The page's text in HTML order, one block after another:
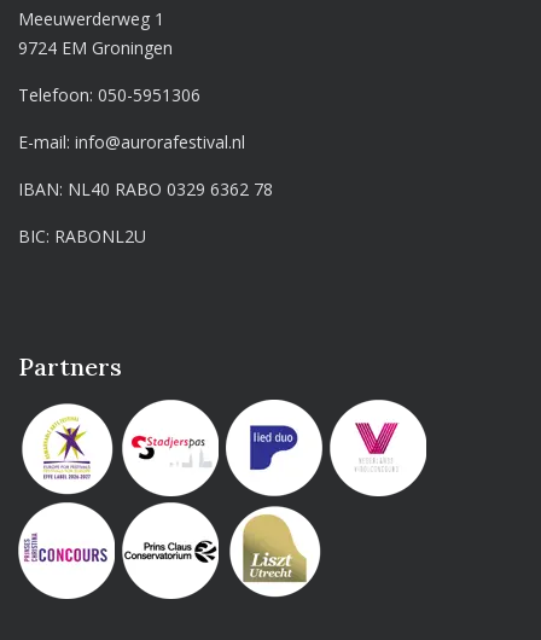
Meeuwerderweg 1
9724 EM Groningen
Telefoon:050-5951306
E-mail:info@aurorafestival.nl
IBAN: NL40 RABO 0329 6362 78
BIC: RABONL2U
Partners